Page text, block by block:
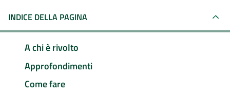
INDICE DELLA PAGINA
A chi è rivolto
Approfondimenti
Come fare